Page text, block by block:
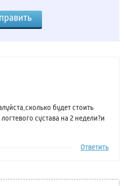
будет стоить
сустава на 2 недели?и
Ответить